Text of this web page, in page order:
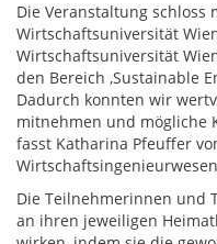
Die Veranstaltung schloss
Wirtschaftsuniversität
Wirtschaftsuniversität
den Bereich ‚Sustainable
Dadurch konnten wir
mitnehmen und mögliche
fasst Katharina Pfeuffer
Die Teilnehmerinnen und
an ihren jeweiligen